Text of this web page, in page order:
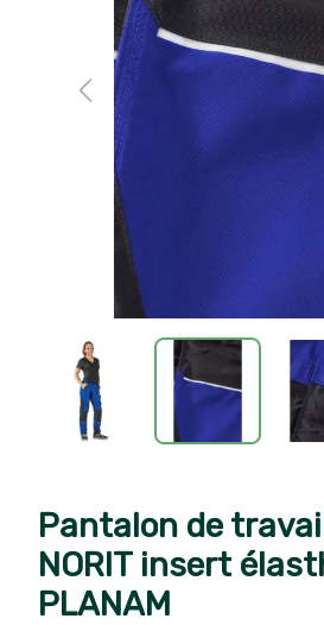
Previous
Pantalon de
NORIT insert
PLANAM